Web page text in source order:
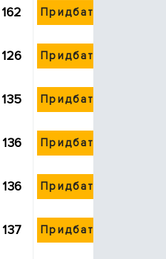
162 Придбати
126 Придбати
135 Придбати
136 Придбати
136 Придбати
137 Придбати